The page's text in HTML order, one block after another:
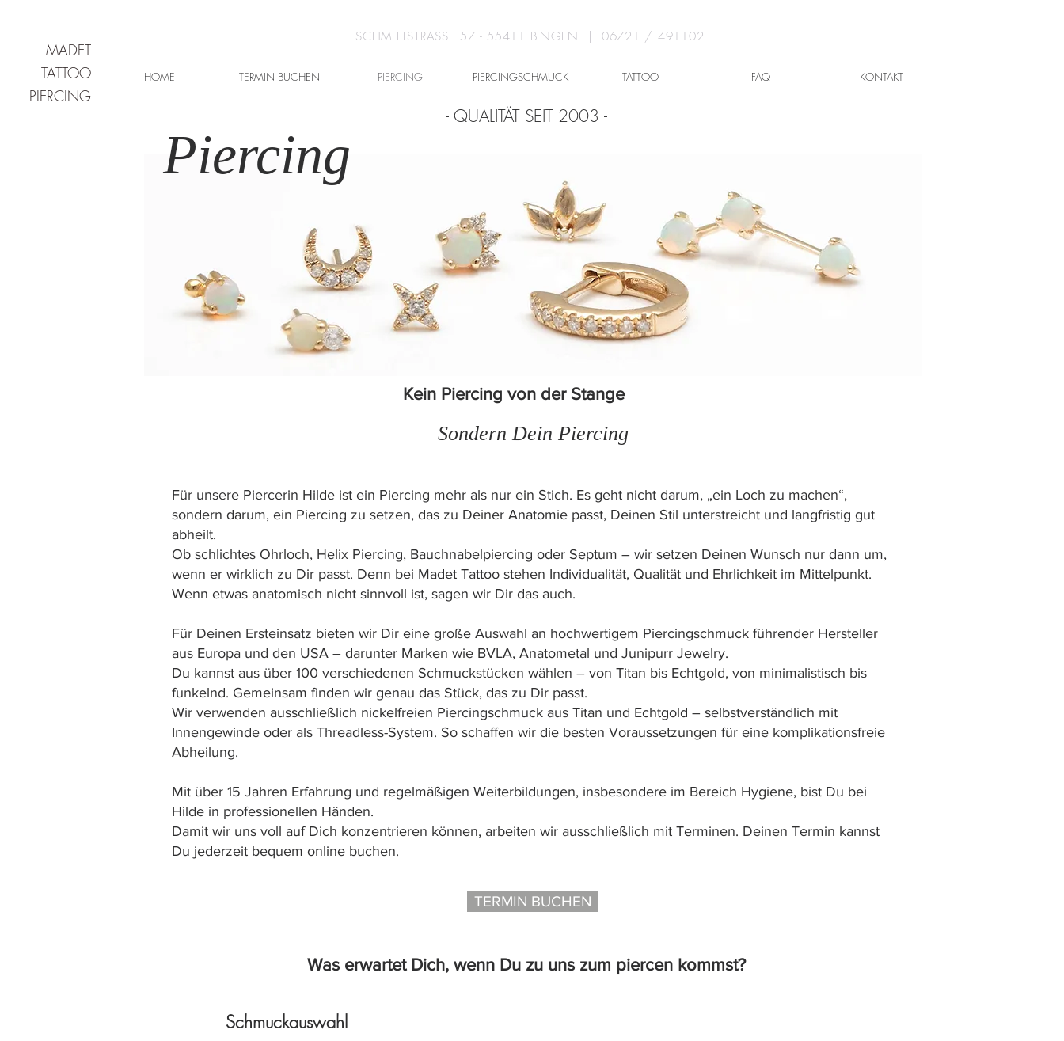
MADET
TATTOO
PIERCING
SCHMITTSTRASSE 57 - 55411 BINGEN | 06721 / 491102
HOME TERMIN BUCHEN PIERCING PIERCINGSCHMUCK TATTOO FAQ KONTAKT
- QUALITÄT SEIT 2003 -
Kein Piercing von der Stange
Sondern Dein Piercing
Für unsere Piercerin Hilde ist ein Piercing mehr als nur ein Stich. Es geht nicht darum, „ein Loch zu machen“,
sondern darum, ein Piercing zu setzen, das zu Deiner Anatomie passt, Deinen Stil unterstreicht und langfristig gut
abheilt.
Ob schlichtes Ohrloch, Helix Piercing, Bauchnabelpiercing oder Septum – wir setzen Deinen Wunsch nur dann um,
wenn er wirklich zu Dir passt. Denn bei Madet Tattoo stehen Individualität, Qualität und Ehrlichkeit im Mittelpunkt.
Wenn etwas anatomisch nicht sinnvoll ist, sagen wir Dir das auch.
Für Deinen Ersteinsatz bieten wir Dir eine große Auswahl an hochwertigem Piercingschmuck führender Hersteller
aus Europa und den USA – darunter Marken wie BVLA, Anatometal und Junipurr Jewelry.
Du kannst aus über 100 verschiedenen Schmuckstücken wählen – von Titan bis Echtgold, von minimalistisch bis
funkelnd. Gemeinsam finden wir genau das Stück, das zu Dir passt.
Wir verwenden ausschließlich nickelfreien Piercingschmuck aus Titan und Echtgold – selbstverständlich mit
Innengewinde oder als Threadless-System. So schaffen wir die besten Voraussetzungen für eine komplikationsfreie
Abheilung.
Mit über 15 Jahren Erfahrung und regelmäßigen Weiterbildungen, insbesondere im Bereich Hygiene, bist Du bei
Hilde in professionellen Händen.
Damit wir uns voll auf Dich konzentrieren können, arbeiten wir ausschließlich mit Terminen. Deinen Termin kannst
Du jederzeit bequem online buchen.
Piercing
TERMIN BUCHEN
Was erwartet Dich, wenn Du zu uns zum piercen kommst?
Schmuckauswahl